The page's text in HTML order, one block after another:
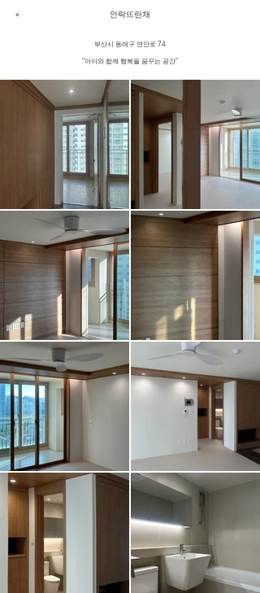
​안락뜨란채
<
부산시 동래구 연안로 74
"아이와 함께 행복을 꿈꾸는 공간"